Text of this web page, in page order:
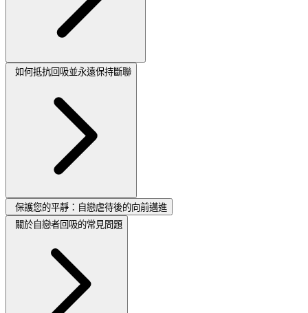
如何抵抗回吸並永遠保持斷聯
保護您的平靜：自戀虐待後的向前邁進
關於自戀者回吸的常見問題